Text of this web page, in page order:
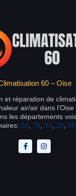
60 – Oise
et réparation de
air/air dans l’Oise
les départements
60 76 27 28 45